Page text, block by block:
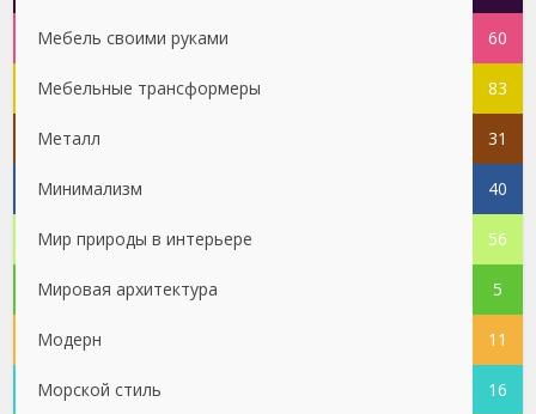
Мебель своими руками 60
Мебельные трансформеры 83
Металл 31
Минимализм 40
Мир природы в интерьере 56
Мировая архитектура 5
Модерн 11
Морской стиль 16